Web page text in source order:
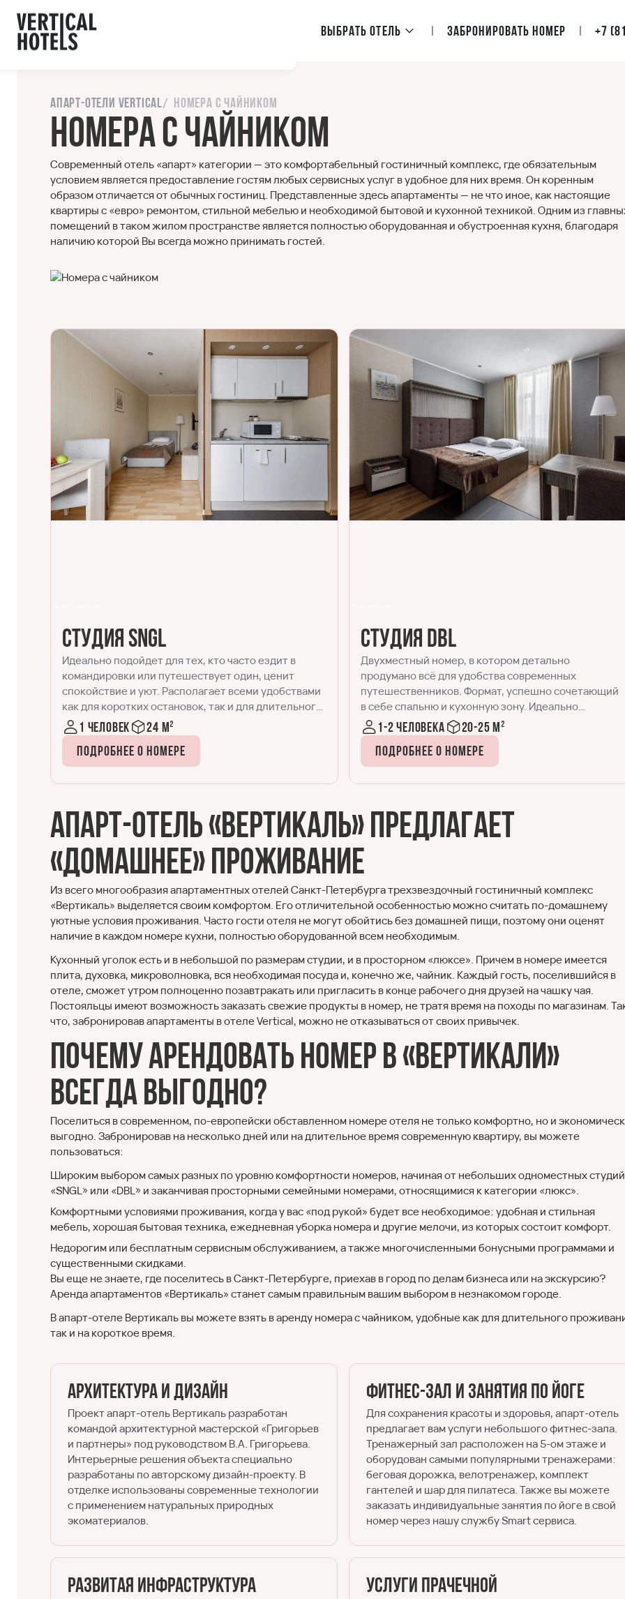
Выбрать отель Забронировать номер +7
Апарт-отели Vertical Номера с чайником
Номера с чайником
Современный отель «апарт» категории — это комфортабельный гостиничный комплекс, где обязательным
условием является предоставление гостям любых сервисных услуг в удобное для них время. Он коренным
образом отличается от обычных гостиниц. Представленные здесь апартаменты — не что иное, как настоящие
квартиры с «евро» ремонтом, стильной мебелью и необходимой бытовой и кухонной техникой. Одним из
помещений в таком жилом пространстве является полностью оборудованная и обустроенная кухня, благодаря
наличию которой Вы всегда можно принимать гостей.
Студия DBL
Двухместный номер, в котором детально
продумано всё для удобства современных
путешественников. Формат, успешно сочетающий
в себе спальню и кухонную зону. Идеально
подходит для размещения одного-двух гостей.
1-2 человека
20-25 м²
Подробнее о номере
Стандарт
Номер Стандарт отличается от Студии DBL чуть
большей площадью и наличием рабочего места,
помимо спальной и кухонной зон. Отлично
подходит для комфортного размещения одного
или двух гостей, как во время командировки, так и
для отдыха.
1-2 человека
30-35 м²
Подробнее о номере
Апарт-отель «Вертикаль» предлагает
«домашнее» проживание
Из всего многообразия апартаментных отелей Санкт-Петербурга трехзвездочный гостиничный комплекс
«Вертикаль» выделяется своим комфортом. Его отличительной особенностью можно считать по-домашнему
уютные условия проживания. Часто гости отеля не могут обойтись без домашней пищи, поэтому они оценят
наличие в каждом номере кухни, полностью оборудованной всем необходимым.
Кухонный уголок есть и в небольшой по размерам студии, и в просторном «люксе». Причем в номере имеется
плита, духовка, микроволновка, вся необходимая посуда и, конечно же, чайник. Каждый гость, поселившийся в
отеле, сможет утром полноценно позавтракать или пригласить в конце рабочего дня друзей на чашку чая.
Постояльцы имеют возможность заказать свежие продукты в номер, не тратя время на походы по магазинам.
что, забронировав апартаменты в отеле Vertical, можно не отказываться от своих привычек.
Почему арендовать номер в «Вертикали»
всегда выгодно?
Поселиться в современном, по-европейски обставленном номере отеля не только комфортно, но и
выгодно. Забронировав на несколько дней или на длительное время современную квартиру, вы можете
пользоваться:
Широким выбором самых разных по уровню комфортности номеров, начиная от небольших одноместных студий
«SNGL» или «DBL» и заканчивая просторными семейными номерами, относящимися к категории «люкс».
Комфортными условиями проживания, когда у вас «под рукой» будет все необходимое: удобная и стильная
мебель, хорошая бытовая техника, ежедневная уборка номера и другие мелочи, из которых состоит комфорт.
Недорогим или бесплатным сервисным обслуживанием, а также многочисленными бонусными программами и
существенными скидками.
Вы еще не знаете, где поселитесь в Санкт-Петербурге, приехав в город по делам бизнеса или на экскурсию?
Аренда апартаментов «Вертикаль» станет самым правильным вашим выбором в незнакомом городе.
В апарт-отеле Вертикаль вы можете взять в аренду номера с чайником, удобные как для длительного
так и на короткое время.
Архитектура и дизайн
Проект апарт-отель Вертикаль разработан
командой архитектурной мастерской «Григорьев
и партнеры» под руководством В.А. Григорьева.
Интерьерные решения объекта специально
разработаны по авторскому дизайн-проекту. В
отделке использованы современные технологии
с применением натуральных природных
экоматериалов.
Фитнес-зал и занятия по йоге
Для сохранения красоты и здоровья, апарт-отель
предлагает вам услуги небольшого фитнес-зала.
Тренажерный зал расположен на 5-ом этаже и
оборудован самыми популярными тренажерами:
беговая дорожка, велотренажер, комплект
гантелей и шар для пилатеса. Также вы можете
заказать индивидуальные занятия по йоге в свой
номер через нашу службу Smart сервиса.
Развитая инфраструктура Услуги прачечной
с сайтом.